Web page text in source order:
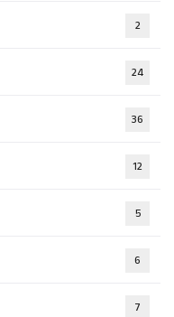
2
24
36
12
5
6
7